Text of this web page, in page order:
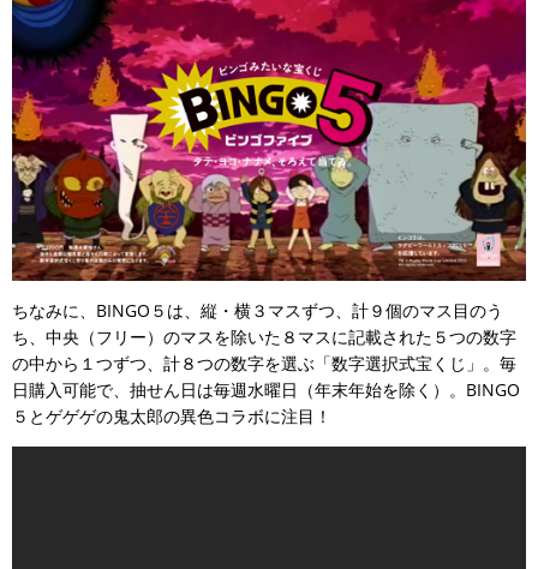
ちなみに、BINGO５は、縦・横３マスずつ、計９個のマス目のう
ち、中央（フリー）のマスを除いた８マスに記載された５つの数字
の中から１つずつ、計８つの数字を選ぶ「数字選択式宝くじ」。毎
日購入可能で、抽せん日は毎週水曜日（年末年始を除く）。BINGO
５とゲゲゲの鬼太郎の異色コラボに注目！